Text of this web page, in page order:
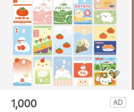
1,000 AD